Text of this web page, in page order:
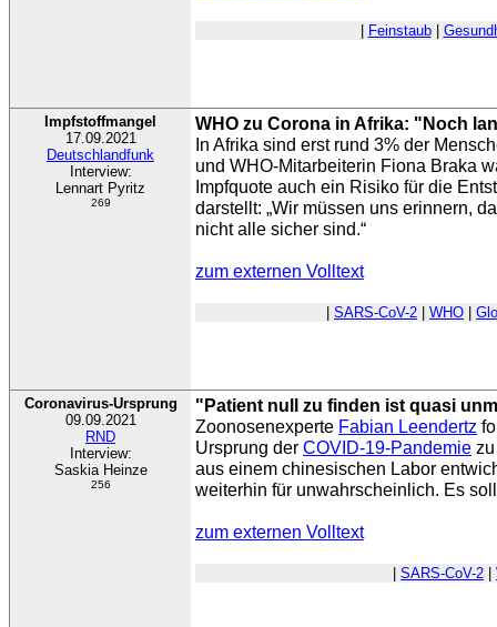
Feinstaub|
Impfstoffmangel
17.09.2021
Deutschlandfunk
Interview:
Lennart Pyritz
269
WHO zu Corona in Afrika: "Noch
In Afrika sind erst rund 3% der
und WHO-Mitarbeiterin Fiona Braka
Impfquote auch ein Risiko für die
darstellt: „Wir müssen uns erinnern,
nicht alle sicher sind.“
zum externen Volltext
SARS-CoV-2 WHO
Coronavirus-Ursprung
09.09.2021
RND
Interview:
Saskia Heinze
256
"Patient null zu finden ist quasi
Zoonosenexperte Fabian Leendertz
Ursprung der COVID-19-Pandemie
aus einem chinesischen Labor
weiterhin für unwahrscheinlich. Es
zum externen Volltext
SARS-CoV-2